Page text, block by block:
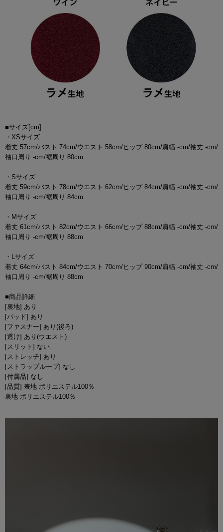
■サイズ[cm]
・XSサイズ
着丈 57cm/バスト 74cm/ウエスト 58cm/ヒップ 80cm/肩幅 -cm/袖丈 -cm/
袖口周り -cm/裾周り 80cm
・Sサイズ
着丈 59cm/バスト 78cm/ウエスト 62cm/ヒップ 84cm/肩幅 -cm/袖丈 -cm/
袖口周り -cm/裾周り 84cm
・Mサイズ
着丈 61cm/バスト 82cm/ウエスト 66cm/ヒップ 88cm/肩幅 -cm/袖丈 -cm/
袖口周り -cm/裾周り 88cm
・Lサイズ
着丈 64cm/バスト 84cm/ウエスト 70cm/ヒップ 90cm/肩幅 -cm/袖丈 -cm/
袖口周り -cm/裾周り 88cm
■商品詳細
[裏地] あり
[パッド] あり
[ファスナー] あり(後ろ)
[透け] あり(ウエスト)
[スリット] ない
[ストレッチ] あり
[ストラップループ] なし
[付属品] なし
[品質] 表地 ポリエステル100％
裏地 ポリエステル100％